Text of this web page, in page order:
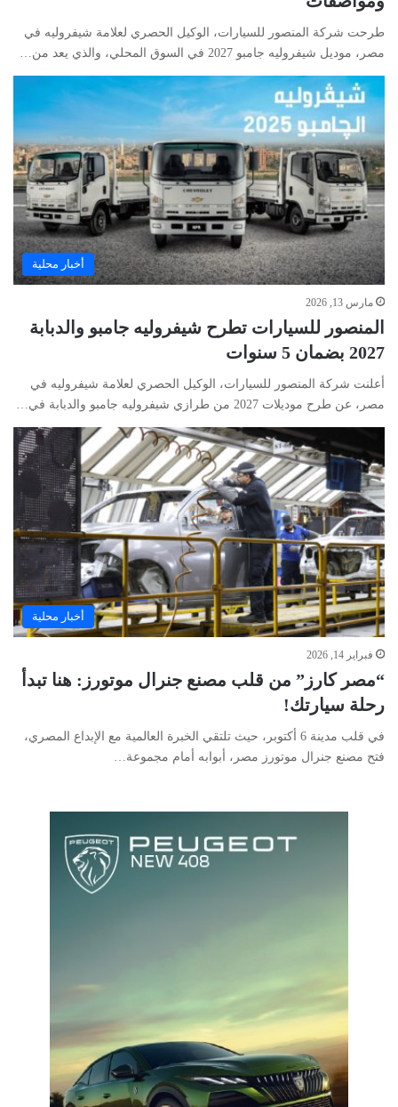
طرحت شركة المنصور للسيارات، الوكيل الحصري لعلامة شيفروليه في
مصر، موديل شيفروليه جامبو 2027 في السوق المحلي، والذي يعد من…
أخبار محلية
مارس 13, 2026
المنصور للسيارات تطرح شيفروليه جامبو والدبابة
2027 بضمان 5 سنوات
أعلنت شركة المنصور للسيارات، الوكيل الحصري لعلامة شيفروليه في
مصر، عن طرح موديلات 2027 من طرازي شيفروليه جامبو والدبابة في…
أخبار محلية
فبراير 14, 2026
“مصر كارز” من قلب مصنع جنرال موتورز: هنا تبدأ
رحلة سيارتك!
في قلب مدينة 6 أكتوبر، حيث تلتقي الخبرة العالمية مع الإبداع المصري،
فتح مصنع جنرال موتورز مصر، أبوابه أمام مجموعة…